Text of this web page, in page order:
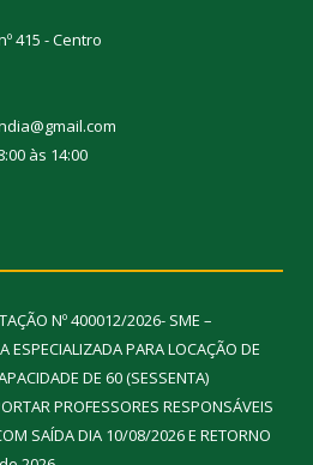
415 - Centro
às 14:00
Nº 400012/2026- SME –
ESPECIALIZADA PARA LOCAÇÃO DE
DE 60 (SESSENTA)
PROFESSORES RESPONSÁVEIS
SAÍDA DIA 10/08/2026 E RETORNO